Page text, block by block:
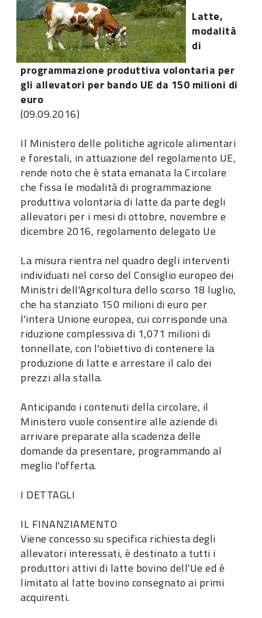
Latte,
modalità
di
programmazione produttiva volontaria per
gli allevatori per bando UE da 150 milioni di
euro
(09.09.2016)
Il Ministero delle politiche agricole alimentari
e forestali, in attuazione del regolamento UE,
rende noto che è stata emanata la Circolare
che fissa le modalità di programmazione
produttiva volontaria di latte da parte degli
allevatori per i mesi di ottobre, novembre e
dicembre 2016, regolamento delegato Ue
La misura rientra nel quadro degli interventi
individuati nel corso del Consiglio europeo dei
Ministri dell'Agricoltura dello scorso 18 luglio,
che ha stanziato 150 milioni di euro per
l'intera Unione europea, cui corrisponde una
riduzione complessiva di 1,071 milioni di
tonnellate, con l'obiettivo di contenere la
produzione di latte e arrestare il calo dei
prezzi alla stalla.
Anticipando i contenuti della circolare, il
Ministero vuole consentire alle aziende di
arrivare preparate alla scadenza delle
domande da presentare, programmando al
meglio l'offerta.
I DETTAGLI
IL FINANZIAMENTO
Viene concesso su specifica richiesta degli
allevatori interessati, è destinato a tutti i
produttori attivi di latte bovino dell'Ue ed è
limitato al latte bovino consegnato ai primi
acquirenti.